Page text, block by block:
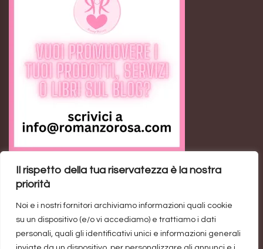
Il rispetto della tua riservatezza è la nostra
priorità
Noi e i nostri fornitori archiviamo informazioni quali cookie
su un dispositivo (e/o vi accediamo) e trattiamo i dati
personali, quali gli identificativi unici e informazioni generali
Feed RSS
Ann the Loser: il romance contemporaneo sulla
rivincita personale